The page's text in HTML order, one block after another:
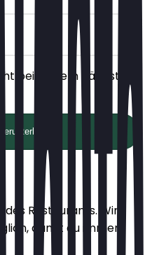
bei deinem nächsten
des Restaurants. Wir
damit du immer